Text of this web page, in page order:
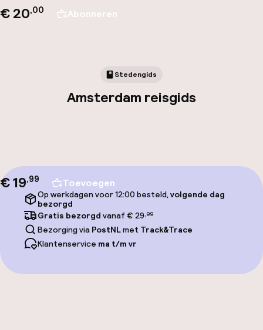
€ 20,00 Abonneren
Stedengids
Amsterdam reisgids
€ 19,99 Toevoegen
Op werkdagen voor 12:00 besteld,volgende dag
bezorgd
Gratis bezorgd vanaf € 29,99
Bezorging via PostNLmet Track&Trace
Klantenservice ma t/m vr